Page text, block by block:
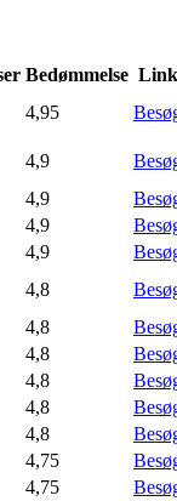
Bedømmelse Link
4,95
4,9
4,9
4,9
4,9
4,8
4,8
4,8
4,8
4,8
4,8
4,75
4,75